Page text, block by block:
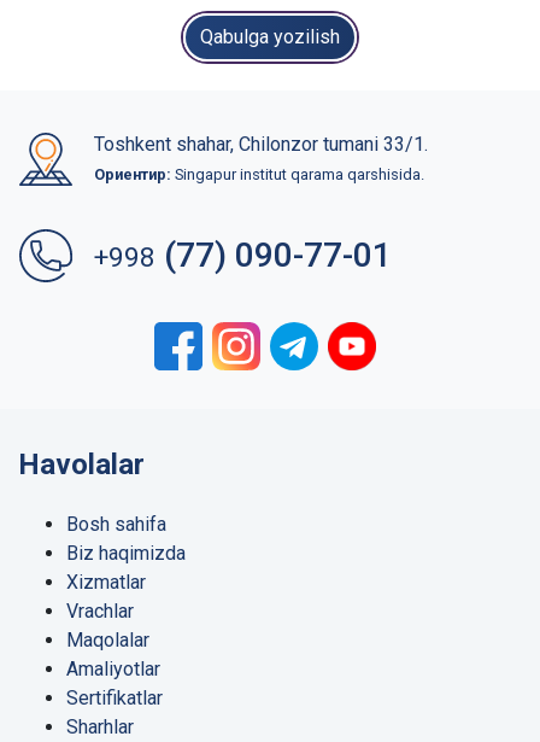
Qabulga yozilish
Toshkent shahar, Chilonzor tumani 33/1.
Ориентир: Singapur institut qarama qarshisida.
+998 (77) 090-77-01
Havolalar
Bosh sahifa
Biz haqimizda
Xizmatlar
Vrachlar
Maqolalar
Amaliyotlar
Sertifikatlar
Sharhlar